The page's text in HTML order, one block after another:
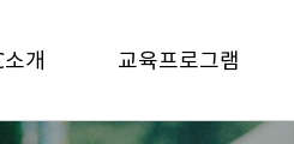
개 교육프로그램